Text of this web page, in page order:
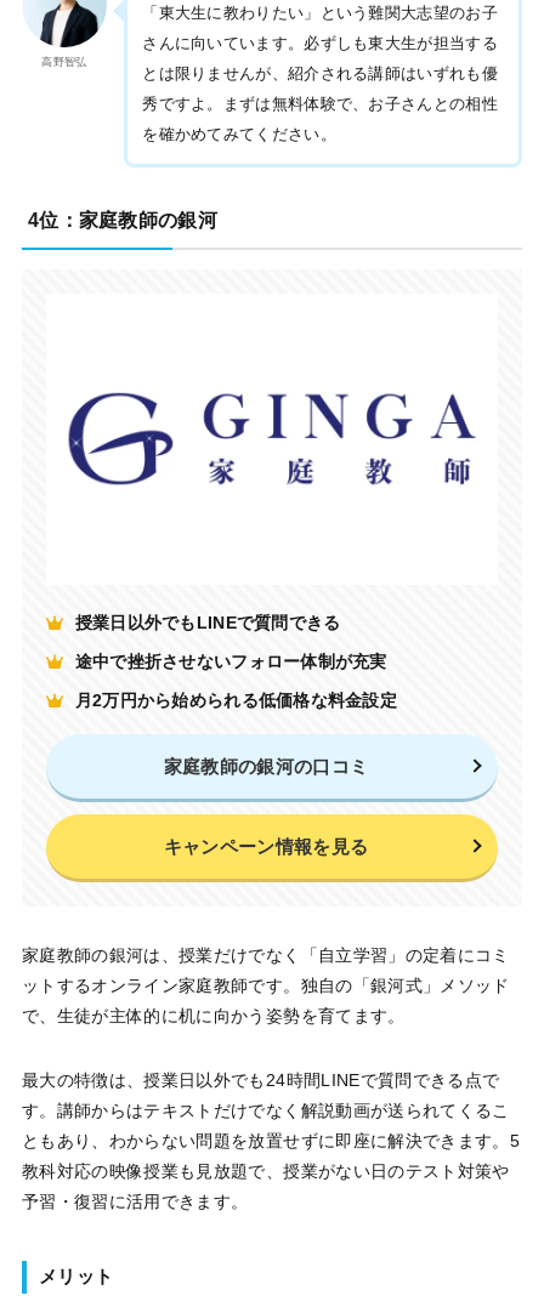
高野智弘
「東大生に教わりたい」という難関大志望のお子
さんに向いています。必ずしも東大生が担当する
とは限りませんが、紹介される講師はいずれも優
秀ですよ。まずは無料体験で、お子さんとの相性
を確かめてみてください。
4位：家庭教師の銀河
授業日以外でもLINEで質問できる
途中で挫折させないフォロー体制が充実
月2万円から始められる低価格な料金設定
家庭教師の銀河の口コミ
キャンペーン情報を見る
家庭教師の銀河は、授業だけでなく「自立学習」の定着にコミ
ットするオンライン家庭教師です。独自の「銀河式」メソッド
で、生徒が主体的に机に向かう姿勢を育てます。
最大の特徴は、授業日以外でも24時間LINEで質問できる点で
す。講師からはテキストだけでなく解説動画が送られてくるこ
ともあり、わからない問題を放置せずに即座に解決できます。5
教科対応の映像授業も見放題で、授業がない日のテスト対策や
予習・復習に活用できます。
メリット